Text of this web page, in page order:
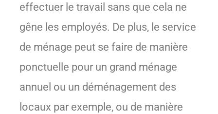
effectuer le travail sans que cela ne
gêne les employés. De plus, le service
de ménage peut se faire de manière
ponctuelle pour un grand ménage
annuel ou un déménagement des
locaux par exemple, ou de manière